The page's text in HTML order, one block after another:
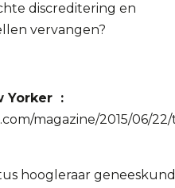
discreditering en
vervangen?
Yorker :
magazine/2015/06/
hoogleraar